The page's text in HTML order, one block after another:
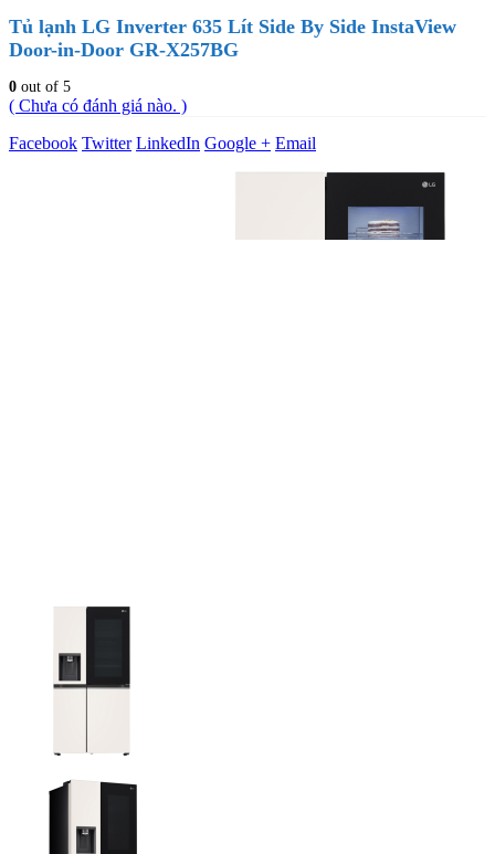
Tủ lạnh LG Inverter 635 Lít Side By Side InstaView
Door-in-Door GR-X257BG
0 out of 5
( Chưa có đánh giá nào. )
Facebook Twitter LinkedIn Google + Email